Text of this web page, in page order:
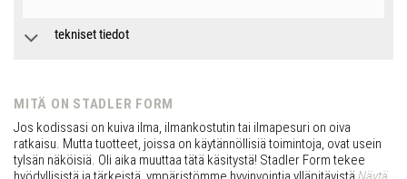
tekniset tiedot
MITÄ ON STADLER FORM
Jos kodissasi on kuiva ilma, ilmankostutin tai ilmapesuri on oiva
ratkaisu. Mutta tuotteet, joissa on käytännöllisiä toimintoja, ovat usein
tylsän näköisiä. Oli aika muuttaa tätä käsitystä! Stadler Form tekee